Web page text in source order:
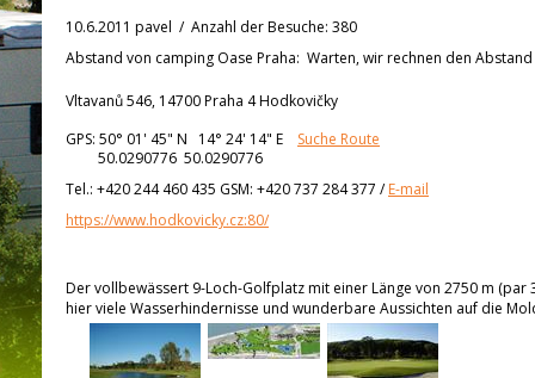
10.6.2011 pavel / Anzahl der Besuche: 380
Abstand von camping Oase Praha: Warten, wir rechnen den
Vltavanů 546, 14700 Praha 4 Hodkovičky
GPS: 50° 01' 45" N 14° 24' 14" E
Suche Route
50.0290776 50.0290776
Tel.: +420 244 460 435 GSM: +420 737 284 377 /E-mail
https://www.hodkovicky.cz:80/
Der vollbewässert 9-Loch-Golfplatz mit einer Länge von 2750 m
hier viele Wasserhindernisse und wunderbare Aussichten auf die